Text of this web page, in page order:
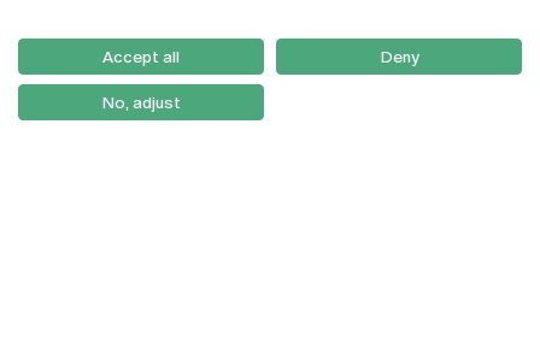
Como Chegar
Newsletter
Accept all Deny
No, adjust